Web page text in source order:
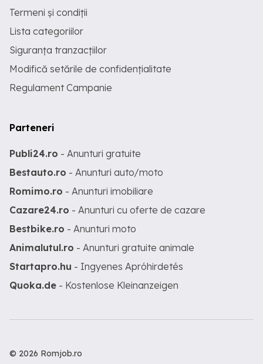
Termeni și condiții
Lista categoriilor
Siguranța tranzacțiilor
Modifică setările de confidențialitate
Regulament Campanie
Parteneri
Publi24.ro - Anunturi gratuite
Bestauto.ro - Anunturi auto/moto
Romimo.ro - Anunturi imobiliare
Cazare24.ro - Anunturi cu oferte de cazare
Bestbike.ro - Anunturi moto
Animalutul.ro - Anunturi gratuite animale
Startapro.hu - Ingyenes Apróhirdetés
Quoka.de - Kostenlose Kleinanzeigen
© 2026 Romjob.ro